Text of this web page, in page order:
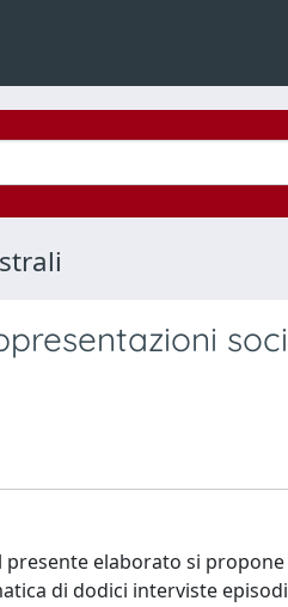
elaborato si
di dodici interviste